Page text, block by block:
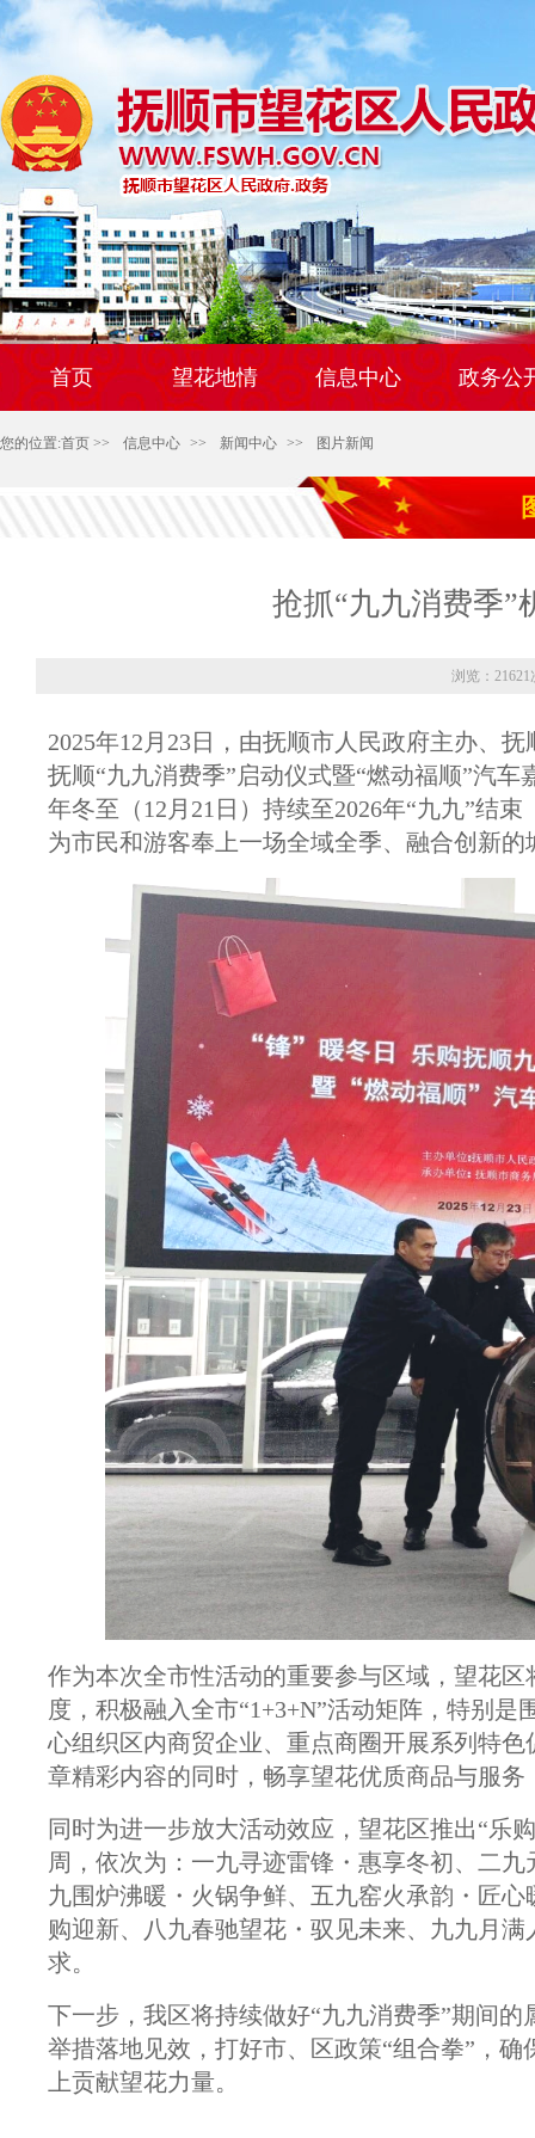
首页 望花地情 信息中心 政务公
您的位置:首页 >> 信息中心 >> 新闻中心 >> 图片新闻
抢抓“九九消费季”
浏览：21621
2025年12月23日，由抚顺市人民政府主办、
抚顺“九九消费季”启动仪式暨“燃动福顺”汽
年冬至（12月21日）持续至2026年“九九”结
为市民和游客奉上一场全域全季、融合创新的
作为本次全市性活动的重要参与区域，望花
度，积极融入全市“1+3+N”活动矩阵，特别
心组织区内商贸企业、重点商圈开展系列特
章精彩内容的同时，畅享望花优质商品与服
同时为进一步放大活动效应，望花区推出“乐
周，依次为：一九寻迹雷锋・惠享冬初、二
九围炉沸暖・火锅争鲜、五九窑火承韵・匠
购迎新、八九春驰望花・驭见未来、九九月
求。
下一步，我区将持续做好“九九消费季”期间
举措落地见效，打好市、区政策“组合拳”，
上贡献望花力量。